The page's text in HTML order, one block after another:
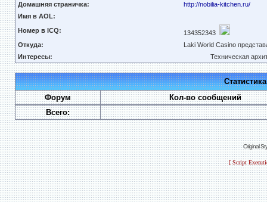
Домашняя страничка:
http://nobilia-kitchen.ru/
Имя в AOL:
Номер в ICQ:
134352343
Откуда:
Laki World Casino
Интересы:
Техническая
Форум
Кол-во сообщений
Всего:
Original
[ Script